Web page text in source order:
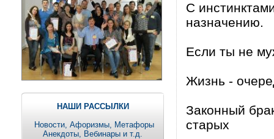
НАШИ РАССЫЛКИ
Новости, Aфоризмы, Метафоры
Анекдоты, Вебинары и т.д.
С
назначению.
Если ты не
Жизнь -
Законный
старых